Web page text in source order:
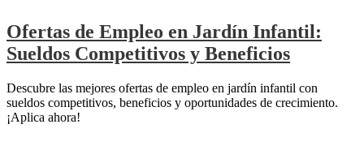
Ofertas de Empleo en Jardín Infantil:
Sueldos Competitivos y Beneficios
Descubre las mejores ofertas de empleo en jardín infantil con
sueldos competitivos, beneficios y oportunidades de crecimiento.
¡Aplica ahora!